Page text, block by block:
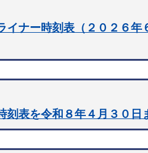
イナー時刻表（２０２６年
刻表を令和８年４月３０日